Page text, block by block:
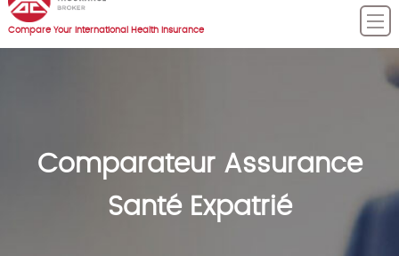
Compare Your International Health Insurance
Comparateur Assurance
Santé Expatrié